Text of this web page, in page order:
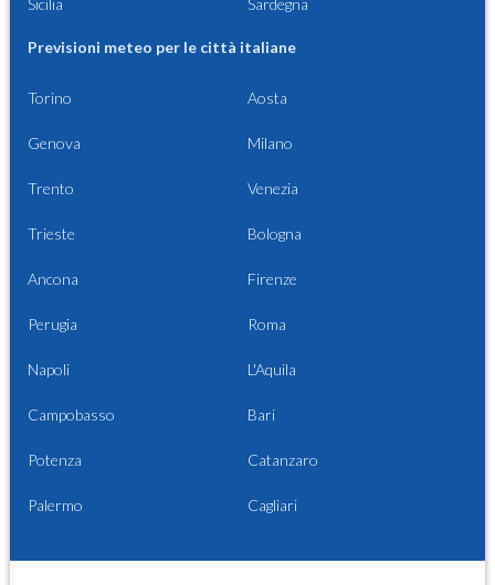
Sicilia Sardegna
Previsioni meteo per le città italiane
Torino Aosta
Genova Milano
Trento Venezia
Trieste Bologna
Ancona Firenze
Perugia Roma
Napoli L'Aquila
Campobasso Bari
Potenza Catanzaro
Palermo Cagliari